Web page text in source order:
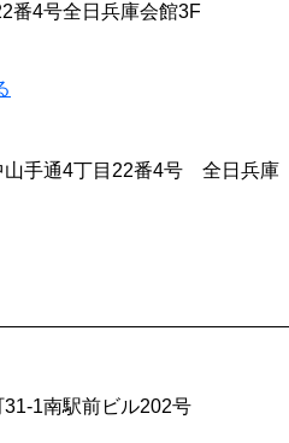
番4号全日兵庫会館3F
手通4丁目22番4号 全日兵庫
1南駅前ビル202号